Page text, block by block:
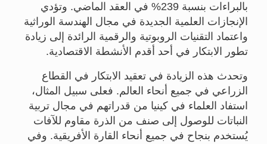
بالبراءات بنسبة 239% في العقد الماضي. وتؤدي
الإنجازات العلمية الجديدة في مجال الهندسة الوراثية
واعتماد التقنيات الروبوتية والرقمية الرائدة إلى زيادة
تطور الابتكار في أحد أقدم الأنشطة الاقتصادية.
وتحدث هذه الزيادة في تعقيد الابتكار في القطاع
الزراعي في جميع أنحاء العالم. فعلى سبيل المثال،
استفاد العلماء في كينيا من قدراتهم في مجال تربية
النباتات للوصول إلى صنف من الذرة مقاوم للآفات
يُستخدم بنجاح في جميع أنحاء القارة الأفريقية. وفي